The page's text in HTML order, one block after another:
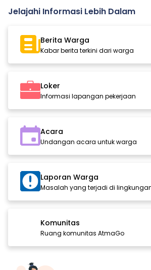
Jelajahi Informasi Lebih Dalam
Berita Warga
Kabar berita terkini dari warga
Loker
Informasi lapangan pekerjaan
Acara
Undangan acara untuk warga
Laporan Warga
Masalah yang terjadi di
Komunitas
Ruang komunitas AtmaGo